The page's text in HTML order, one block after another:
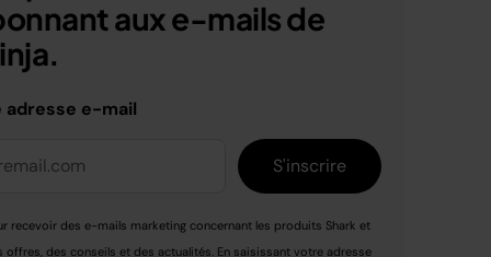
aux e-mails de
adresse e-mail
S'inscrire
recevoir des e-mails marketing concernant les produits Shark et
offres, des conseils et des actualités. En saisissant votre adresse